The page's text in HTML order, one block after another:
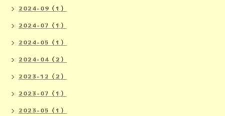
2024-09（1）
2024-07（1）
2024-05（1）
2024-04（2）
2023-12（2）
2023-07（1）
2023-05（1）